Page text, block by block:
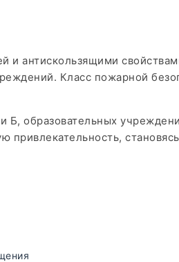
и антискользящими
Класс пожарной
Б, образовательных
привлекательность, становясь